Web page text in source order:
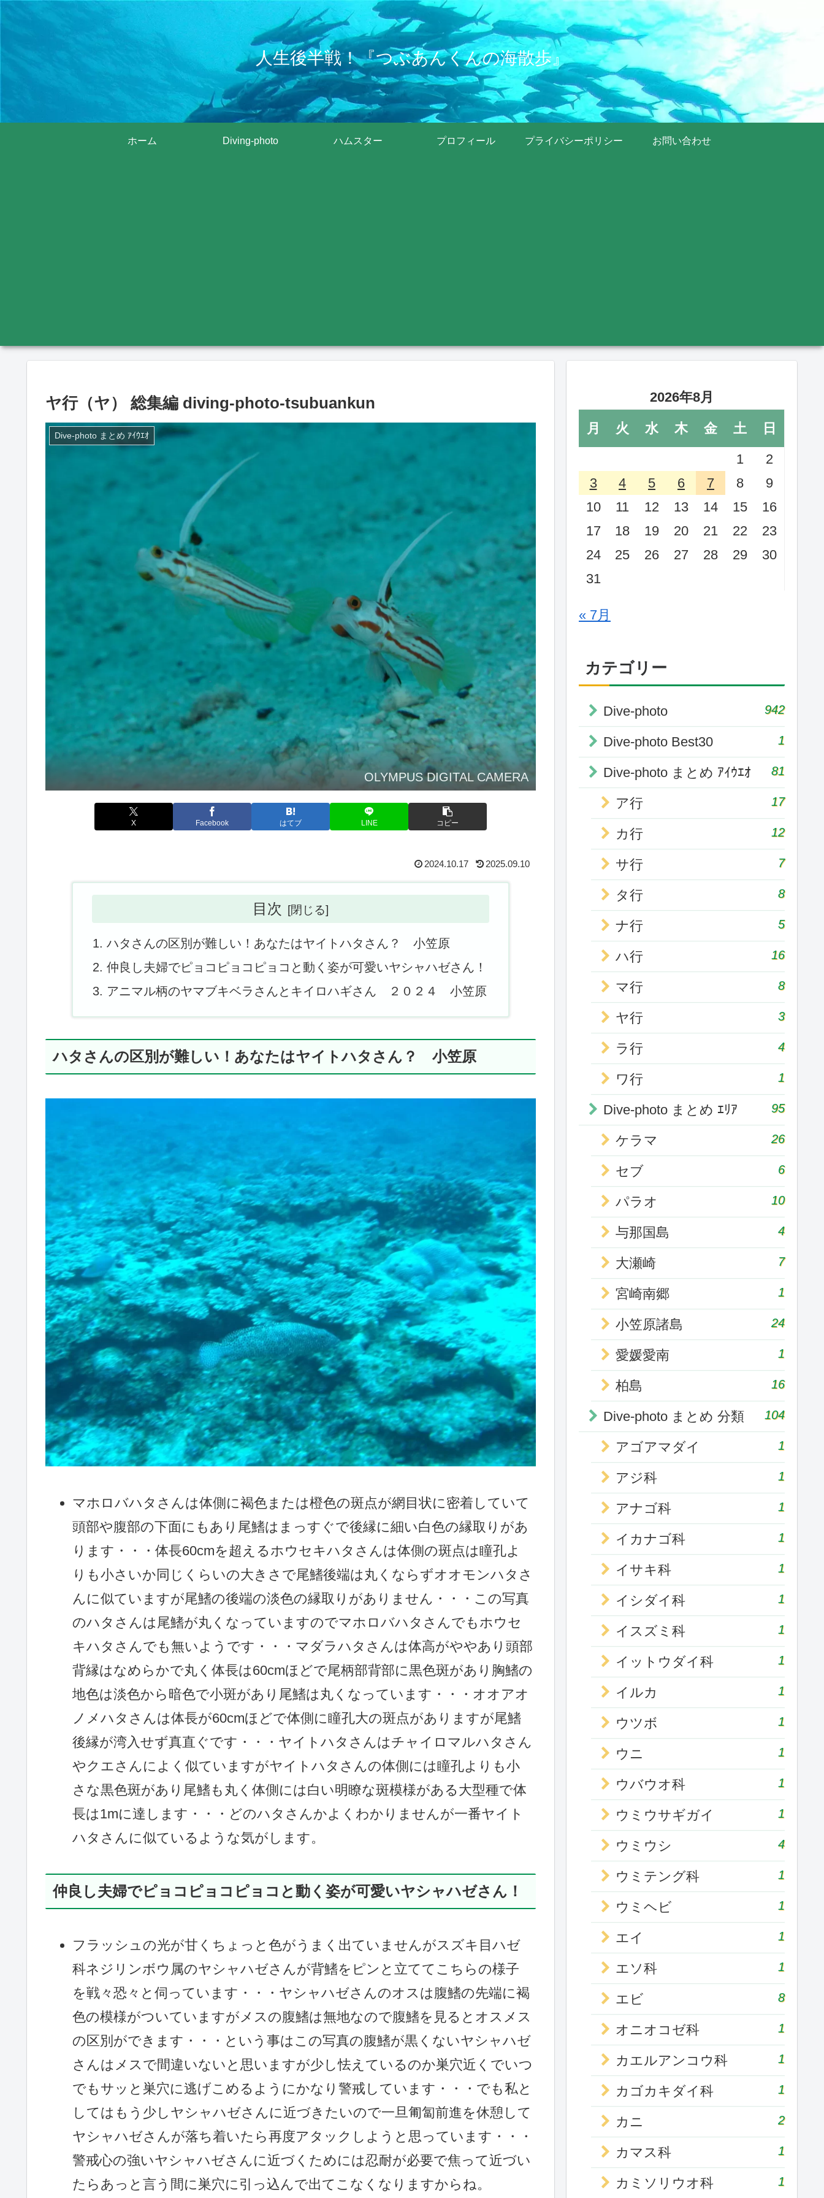
人生後半戦！『つぶあんくんの海散歩』
ホーム Diving-photo ハムスター プロフィール プライバシーポリシー お問い合わせ
ヤ行（ヤ） 総集編 diving-photo‐tsubuankun
Dive-photo まとめ ｱｲｳｴｵ
OLYMPUS DIGITAL CAMERA
X Facebook はてブ LINE コピー
2024.10.17 2025.09.10
目次
ハタさんの区別が難しい！あなたはヤイトハタさん？ 小笠原
仲良し夫婦でピョコピョコピョコと動く姿が可愛いヤシャハゼさん！
アニマル柄のヤマブキベラさんとキイロハギさん ２０２４ 小笠原
ハタさんの区別が難しい！あなたはヤイトハタさん？ 小笠原
マホロバハタさんは体側に褐色または橙色の斑点が網目状に密着していて
頭部や腹部の下面にもあり尾鰭はまっすぐで後縁に細い白色の縁取りがあ
ります・・・体長60cmを超えるホウセキハタさんは体側の斑点は瞳孔よ
りも小さいか同じくらいの大きさで尾鰭後端は丸くならずオオモンハタさ
んに似ていますが尾鰭の後端の淡色の縁取りがありません・・・この写真
のハタさんは尾鰭が丸くなっていますのでマホロバハタさんでもホウセ
キハタさんでも無いようです・・・マダラハタさんは体高がややあり頭部
背縁はなめらかで丸く体長は60cmほどで尾柄部背部に黒色斑があり胸鰭の
地色は淡色から暗色で小斑があり尾鰭は丸くなっています・・・オオアオ
ノメハタさんは体長が60cmほどで体側に瞳孔大の斑点がありますが尾鰭
後縁が湾入せず真直ぐです・・・ヤイトハタさんはチャイロマルハタさん
やクエさんによく似ていますがヤイトハタさんの体側には瞳孔よりも小
さな黒色斑があり尾鰭も丸く体側には白い明瞭な斑模様がある大型種で体
長は1mに達します・・・どのハタさんかよくわかりませんが一番ヤイト
ハタさんに似ているような気がします。
仲良し夫婦でピョコピョコピョコと動く姿が可愛いヤシャハゼさん！
フラッシュの光が甘くちょっと色がうまく出ていませんがスズキ目ハゼ
科ネジリンボウ属のヤシャハゼさんが背鰭をピンと立ててこちらの様子
を戦々恐々と伺っています・・・ヤシャハゼさんのオスは腹鰭の先端に褐
色の模様がついていますがメスの腹鰭は無地なので腹鰭を見るとオスメス
の区別ができます・・・という事はこの写真の腹鰭が黒くないヤシャハゼ
さんはメスで間違いないと思いますが少し怯えているのか巣穴近くでいつ
でもサッと巣穴に逃げこめるようにかなり警戒しています・・・でも私と
してはもう少しヤシャハゼさんに近づきたいので一旦匍匐前進を休憩して
ヤシャハゼさんが落ち着いたら再度アタックしようと思っています・・・
警戒心の強いヤシャハゼさんに近づくためには忍耐が必要で焦って近づい
たらあっと言う間に巣穴に引っ込んで出てこなくなりますからね。
2026年8月
月 火 水 木 金 土
日
1
2
3
4 5 6 7 8
9
10
11 12 13 14 15
16
17
18 19 20 21 22
23
24
25 26 27 28 29
30
31
« 7月
カテゴリー
Dive-photo 942
Dive-photo Best30 1
Dive-photo まとめ ｱｲｳｴｵ 81
ア行 17
カ行 12
サ行 7
タ行 8
ナ行 5
ハ行 16
マ行 8
ヤ行 3
ラ行 4
ワ行 1
Dive-photo まとめ ｴﾘｱ 95
ケラマ 26
セブ 6
パラオ 10
与那国島 4
大瀬崎 7
宮崎南郷 1
小笠原諸島 24
愛媛愛南 1
柏島 16
Dive-photo まとめ 分類 104
アゴアマダイ 1
アジ科 1
アナゴ科 1
イカナゴ科 1
イサキ科 1
イシダイ科 1
イスズミ科 1
イットウダイ科 1
イルカ 1
ウツボ 1
ウニ 1
ウバウオ科 1
ウミウサギガイ 1
ウミウシ 4
ウミテング科 1
ウミヘビ 1
エイ 1
エソ科 1
エビ 8
オニオコゼ科 1
カエルアンコウ科 1
カゴカキダイ科 1
カニ 2
カマス科 1
カミソリウオ科 1